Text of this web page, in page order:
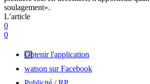
soulagement».
L’article
0
0
Obtenir l'application
watson sur Facebook